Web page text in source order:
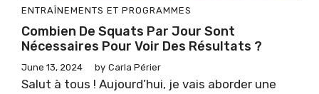
ENTRAÎNEMENTS ET PROGRAMMES
Combien De Squats Par Jour Sont
Nécessaires Pour Voir Des Résultats ?
June 13, 2024 by Carla Périer
Salut à tous ! Aujourd’hui, je vais aborder une